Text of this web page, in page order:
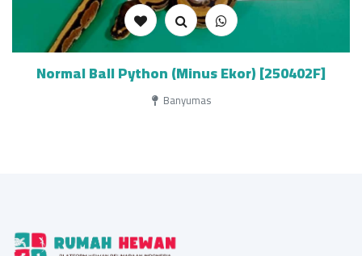
Normal Ball Python (Minus Ekor) [250402F]
Banyumas